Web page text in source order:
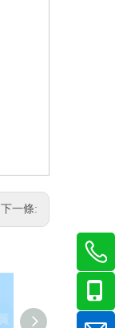
下一條: